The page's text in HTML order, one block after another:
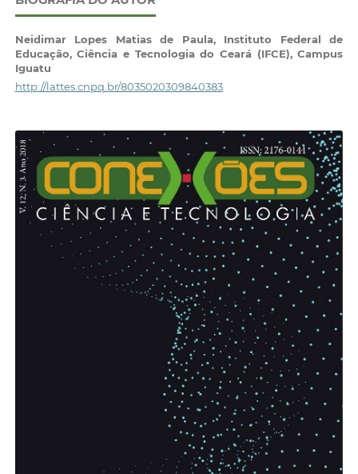
Neidimar Lopes Matias de Paula, Instituto Federal de
Educação, Ciência e Tecnologia do Ceará (IFCE), Campus
Iguatu
http://lattes.cnpq.br/8035020309840383